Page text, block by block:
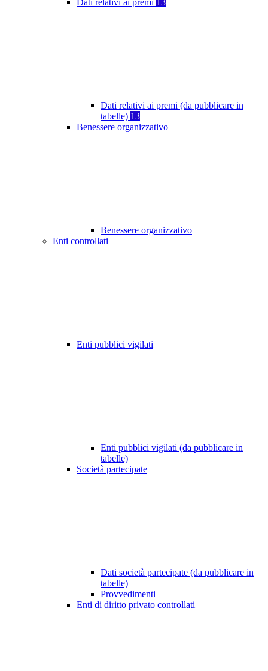
Dati relativi ai premi 13
Dati relativi ai premi (da pubblicare in
tabelle) 13
Benessere organizzativo
Benessere organizzativo
Enti controllati
Enti pubblici vigilati
Enti pubblici vigilati (da pubblicare in
tabelle)
Società partecipate
Dati società partecipate (da pubblicare in
tabelle)
Provvedimenti
Enti di diritto privato controllati